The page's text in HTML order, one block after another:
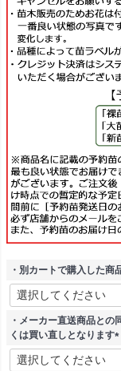
・別カートで購入した
・メーカー直送商品と
くは買い直しとなります
(